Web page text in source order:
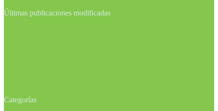
Últimas publicaciones modificadas
Categorías